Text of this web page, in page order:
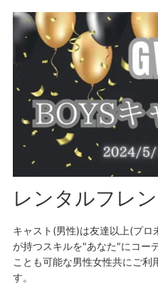
レンタルフレ
キャスト(男性)は友達以上(プ
が持つスキルを"あなた"にコー
ことも可能な男性女性共にご利
す。